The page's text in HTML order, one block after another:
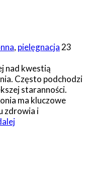
, pielęgnacja 23
nad kwestią
Często podchodzi
staranności.
ma kluczowe
zdrowia i